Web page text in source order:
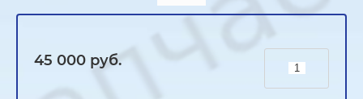
45 000 руб.